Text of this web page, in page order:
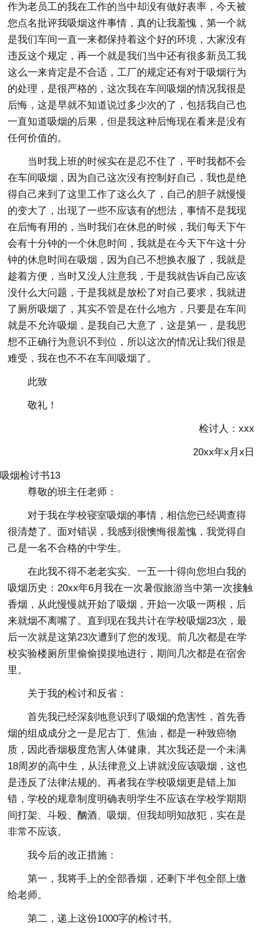
作为老员工的我在工作的当中却没有做好表率，今天被
您点名批评我吸烟这件事情，真的让我羞愧，第一个就
是我们车间一直一来都保持着这个好的环境，大家没有
违反这个规定，再一个就是我们当中还有很多新员工我
这么一来肯定是不合适，工厂的规定还有对于吸烟行为
的处理，是很严格的，这次我在车间吸烟的情况我很是
后悔，这是早就不知道说过多少次的了，包括我自己也
一直知道吸烟的后果，但是我这种后悔现在看来是没有
任何价值的。
当时我上班的时候实在是忍不住了，平时我都不会
在车间吸烟，因为自己这次没有控制好自己，我也是绝
得自己来到了这里工作了这么久了，自己的胆子就慢慢
的变大了，出现了一些不应该有的想法，事情不是我现
在后悔有用的，当时我们在休息的时候，我们每天下午
会有十分钟的一个休息时间，我就是在今天下午这十分
钟的休息时间在吸烟，因为自己不想换衣服了，我就是
趁着方便，当时又没人注意我，于是我就告诉自己应该
没什么大问题，于是我就是放松了对自己要求，我就进
了厕所吸烟了，其实不管是在什么地方，只要是在车间
就是不允许吸烟，是我自己大意了，这是第一，是我思
想不正确行为意识不到位，所以这次的情况让我们很是
难受，我在也不不在车间吸烟了。
此致
敬礼！
检讨人：xxx
20xx年x月x日
吸烟检讨书13
尊敬的班主任老师：
对于我在学校寝室吸烟的事情，相信您已经调查得
很清楚了。面对错误，我感到很懊悔很羞愧，我觉得自
己是一名不合格的中学生。
在此我不得不老老实实、一五一十得向您坦白我的
吸烟历史：20xx年6月我在一次暑假旅游当中第一次接触
香烟，从此慢慢就开始了吸烟，开始一次吸一两根，后
来就烟不离嘴了。直到现在我共计在学校吸烟23次，最
后一次就是这第23次遭到了您的发现。前几次都是在学
校实验楼厕所里偷偷摸摸地进行，期间几次都是在宿舍
里。
关于我的检讨和反省：
首先我已经深刻地意识到了吸烟的危害性，首先香
烟的组成成分之一是尼古丁、焦油，都是一种致癌物
质，因此香烟极度危害人体健康。其次我还是一个未满
18周岁的高中生，从法律意义上讲就没应该吸烟，这也
是违反了法律法规的。再者我在学校吸烟更是错上加
错，学校的规章制度明确表明学生不应该在学校学期期
间打架、斗殴、酗酒、吸烟。但我却明知故犯，实在是
非常不应该。
我今后的改正措施：
第一，我将手上的全部香烟，还剩下半包全部上缴
给老师。
第二，递上这份1000字的检讨书。